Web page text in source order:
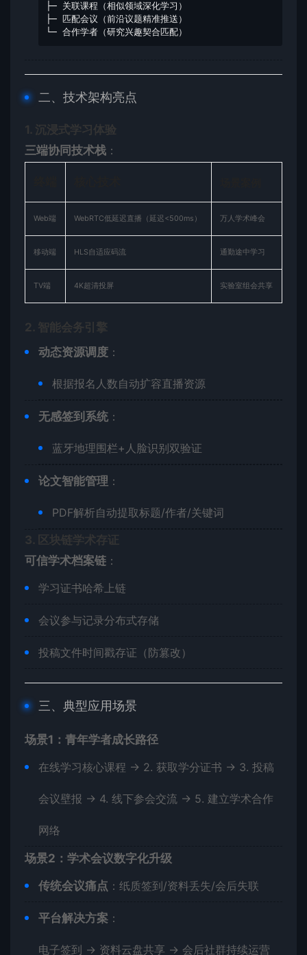
├─ 关联课程（相似领域深化学习）
├─ 匹配会议（前沿议题精准推送）
└─ 合作学者（研究兴趣契合匹配）
二、技术架构亮点
​1. 沉浸式学习体验​
​三端协同技术栈​ ​：
Web端 WebRTC低延迟直播（延迟<500ms） 万人学术峰会
移动端 HLS自适应码流 通勤途中学习
TV端 4K超清投屏 实验室组会共享
​2. 智能会务引擎​
​动态资源调度​ ​：
根据报名人数自动扩容直播资源
​无感签到系统​​：
蓝牙地理围栏+人脸识别双验证
​论文智能管理​ ​：
PDF解析自动提取标题/作者/关键词
​3. 区块链学术存证​
​可信学术档案链​ ​：
学习证书哈希上链
会议参与记录分布式存储
投稿文件时间戳存证（防篡改）
三、典型应用场景
​场景1：青年学者成长路径​
在线学习核心课程 → 2. 获取学分证书 → 3. 投稿
会议壁报 → 4. 线下参会交流 → 5. 建立学术合作
网络
​场景2：学术会议数字化升级​
​传统会议痛点​ ​：纸质签到/资料丢失/会后失联
​平台解决方案​ ​：
电子签到 → 资料云盘共享 → 会后社群持续运营